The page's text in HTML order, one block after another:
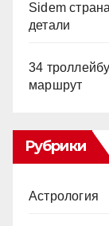
Sidem
детали
34
маршрут
Рубрики
Астрология